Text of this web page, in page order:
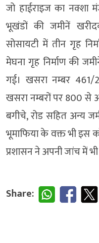
जो हाईराइज का
भूखंडों की जमीनें
सोसायटी में तीन गृह
मेघना गृह निर्माण की
गई। खसरा नम्बर
खसरा नम्बरों पर 800
बगीचे, रोड सहित अन्य
भूमाफिया के वक्त भी इस
प्रशासन ने अपनी जांच में भी
Share: